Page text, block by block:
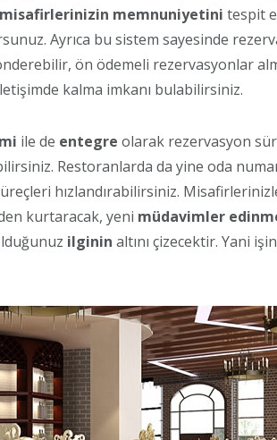
misafirlerinizin memnuniyetini tespit
Ayrıca bu sistem sayesinde
ön ödemeli rezervasyonlar
kalma imkanı bulabilirsiniz.
ile de entegre olarak rezervasyon
Restoranlarda da yine oda
hızlandırabilirsiniz.
kurtaracak, yeni müdavimler
ilginin altını çizecektir. Yani